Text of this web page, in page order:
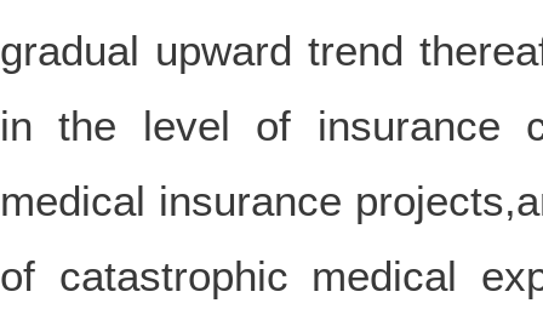
gradual upward trend
in the level of insurance
medical insurance
of catastrophic medical